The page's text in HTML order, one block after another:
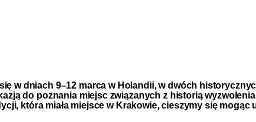
w dniach 9–12 marca w Holandii, w dwóch
do poznania miejsc związanych z historią
która miała miejsce w Krakowie, cieszymy się